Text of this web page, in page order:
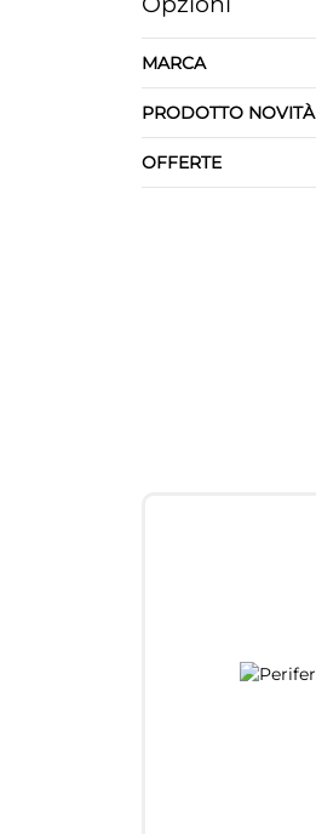
MARCA
PRODOTTO NOVITÀ
OFFERTE